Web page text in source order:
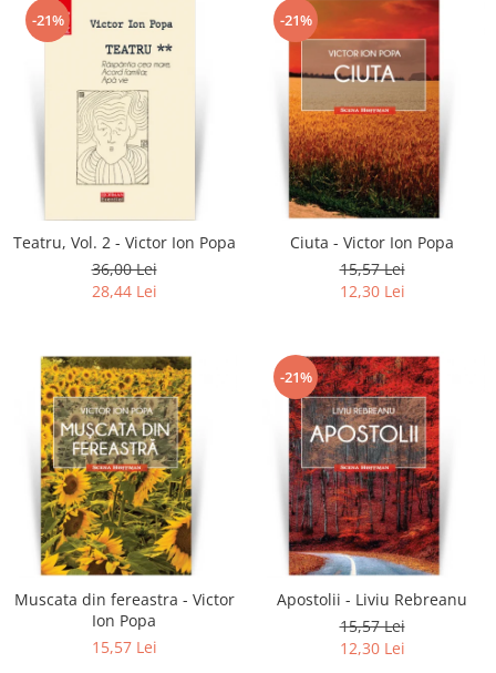
-21%
Teatru, Vol. 2 - Victor Ion Popa
36,00 Lei
28,44 Lei
-21%
Ciuta - Victor Ion Popa
15,57 Lei
12,30 Lei
Muscata din fereastra - Victor
Ion Popa
15,57 Lei
-21%
Apostolii - Liviu Rebreanu
15,57 Lei
12,30 Lei